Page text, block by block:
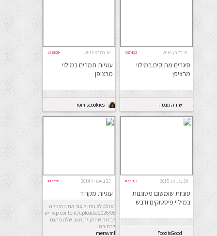
31 במרץ 2016 #37452
סיגרים מתוקים במילוי
מרציפן
שירה מנסה
במטבח
16 במרץ 2015 #28809
עוגיות תמרים במילוי
מרציפן
romiscookies
20 בינואר 2015 #27302
עוגיות שומשום מטוגנות
במילוי פיסטוקים ודבש
FoodisGood
23 באפריל 2014 #17750
עוגיות מקרוד
Error: לא ניתן ליצור את התיקייה
wp-content/uploads/2026/08. יש
לבדוק שתיקיית האב שלה ניתנת
לכתיבה.
meravml